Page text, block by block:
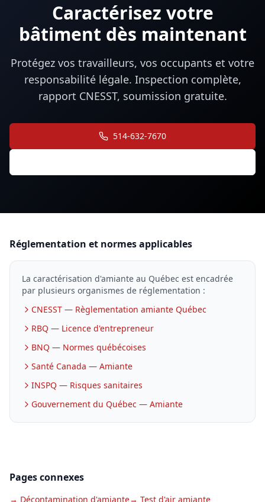
Caractérisez votre
bâtiment dès maintenant
Protégez vos travailleurs, vos occupants et votre
responsabilité légale. Inspection complète,
rapport CNESST, soumission gratuite.
514-632-7670
Réglementation et normes applicables
La caractérisation d'amiante au Québec est encadrée
par plusieurs organismes de réglementation :
CNESST — Règlementation amiante Québec
RBQ — Licence d'entrepreneur
BNQ — Normes québécoises
Santé Canada — Amiante
INSPQ — Risques sanitaires
Gouvernement du Québec — Amiante
Pages connexes
→ Décontamination d'amiante→ Test d'air amiante